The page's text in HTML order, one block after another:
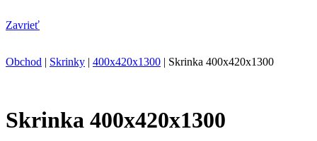
Zavrieť
Obchod | Skrinky | 400x420x1300 | Skrinka 400x420x1300
Skrinka 400x420x1300